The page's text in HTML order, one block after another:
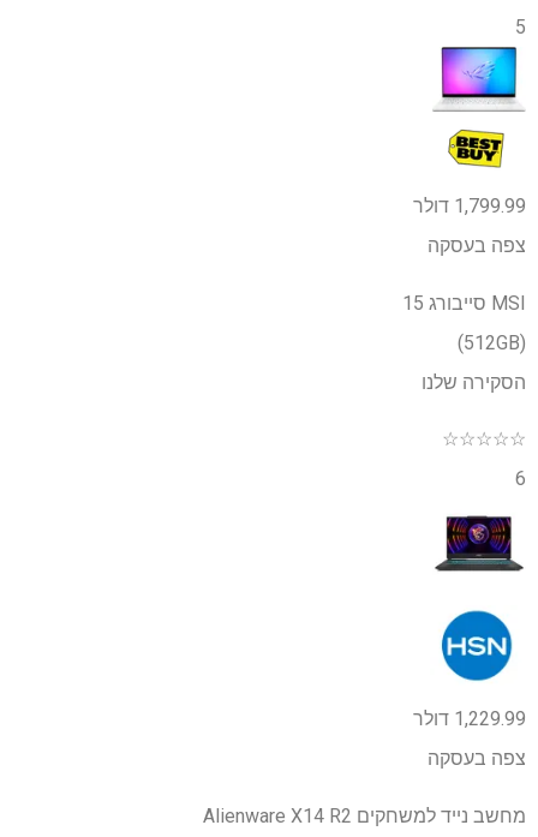
5
1,799.99 דולר
צפה בעסקה
MSI סייבורג 15
(512GB)
הסקירה שלנו
☆
☆
☆
☆
☆
6
1,229.99 דולר
צפה בעסקה
מחשב נייד למשחקים Alienware X14 R2